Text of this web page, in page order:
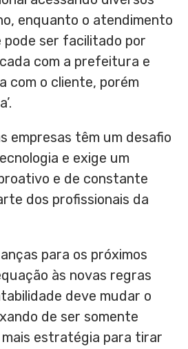
enquanto o atendimento
pode ser facilitado por
com a prefeitura e
com o cliente, porém
empresas têm um desafio
e exige um
e de constante
dos profissionais da
para os próximos
às novas regras
deve mudar o
de ser somente
estratégia para tirar